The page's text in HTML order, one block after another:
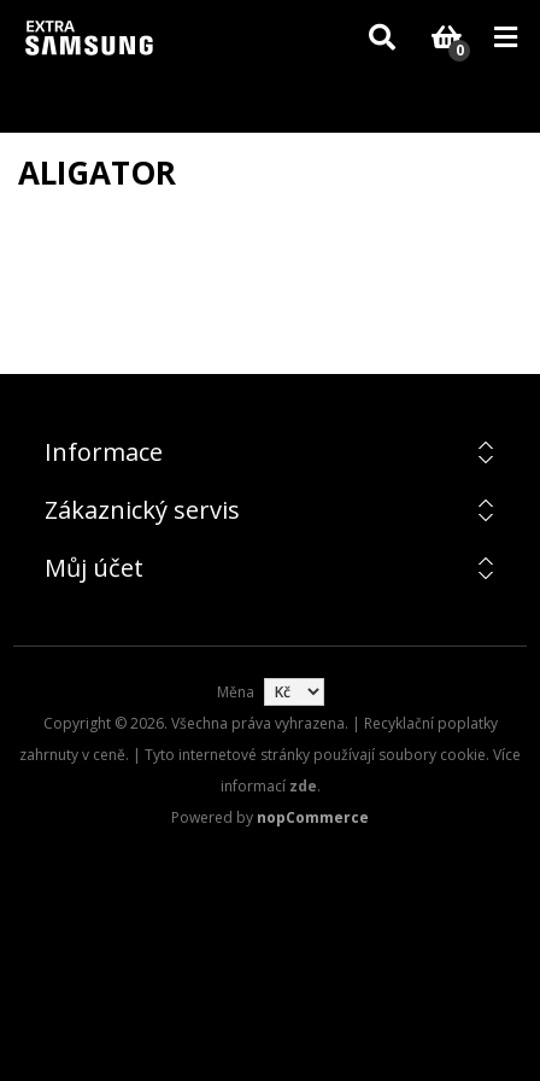
Vzhledem k aktuální situaci se může dodání dílů, které nejsou skladem,
zpozdit. Děkujeme za pochopení.
0
ALIGATOR
Informace
Zákaznický servis
Můj účet
Měna
Copyright © 2026. Všechna práva vyhrazena. | Recyklační poplatky
zahrnuty v ceně. | Tyto internetové stránky používají soubory cookie. Více
informací zde.
Powered by nopCommerce